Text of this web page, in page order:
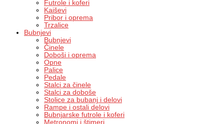
Futrole i koferi
Kaiševi
Pribor i oprema
Trzalice
Bubnjevi
Bubnjevi
Činele
Doboši i oprema
Opne
Palice
Pedale
Stalci za činele
Stalci za doboše
Stolice za bubanj i delovi
Rampe i ostali delovi
Bubnjarske futrole i koferi
Metronomi i štimeri